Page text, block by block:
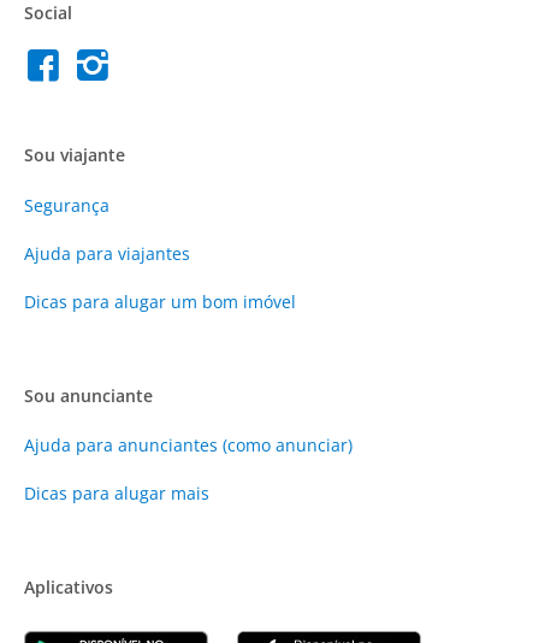
Social
Sou viajante
Segurança
Ajuda para viajantes
Dicas para alugar um bom imóvel
Sou anunciante
Ajuda para anunciantes (como anunciar)
Dicas para alugar mais
Aplicativos